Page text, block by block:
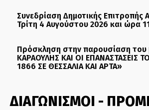
Συνεδρίαση Δημοτικής Επιτροπής
Τρίτη 4 Αυγούστου 2026 και ώρα
Πρόσκληση στην παρουσίαση του
ΚΑΡΑΟΥΛΗΣ ΚΑΙ ΟΙ ΕΠΑΝΑΣΤΑΣΕΙΣ
1866 ΣΕ ΘΕΣΣΑΛΙΑ ΚΑΙ ΑΡΤΑ»
ΔΙΑΓΩΝΙΣΜΟΙ -